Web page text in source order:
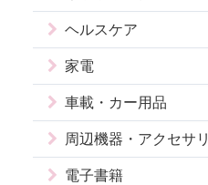
ヘルスケア
家電
車載・カー用品
周辺機器・アクセサリ
電子書籍